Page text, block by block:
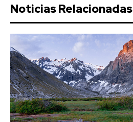
Noticias Relacionadas